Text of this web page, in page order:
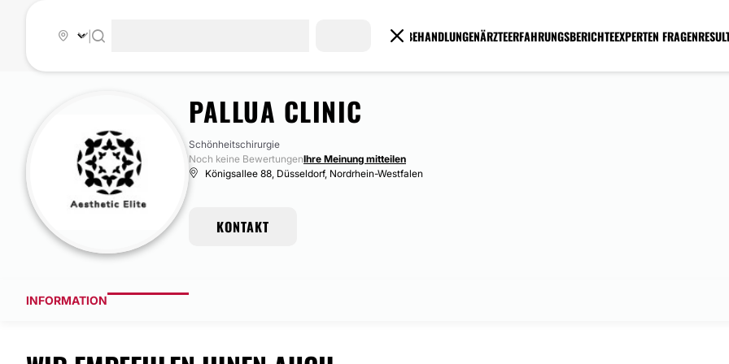
BEHANDLUNGENÄRZTEERFAHRUNGSBERICHTEEXPERTEN FRAGEN
PALLUA CLINIC
Schönheitschirurgie
Noch keine BewertungenIhre Meinung mitteilen
Königsallee 88, Düsseldorf, Nordrhein-Westfalen
KONTAKT
INFORMATION